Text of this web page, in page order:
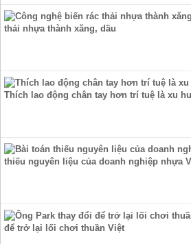
thải nhựa thành xăng, dầu
Thích lao động chân tay hơn trí tuệ là xu
thiếu nguyên liệu của doanh nghiệp nhựa
để trở lại lối chơi thuần Việt